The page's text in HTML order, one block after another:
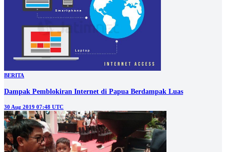
BERITA
Dampak Pemblokiran Internet di Papua Berdampak Luas
30 Aug 2019 07:48 UTC